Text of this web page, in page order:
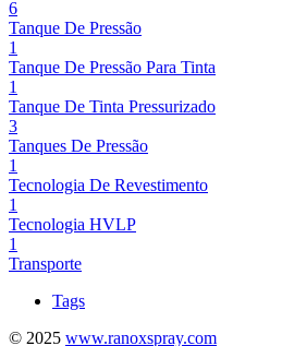
6
Tanque De Pressão
1
Tanque De Pressão Para Tinta
1
Tanque De Tinta Pressurizado
3
Tanques De Pressão
1
Tecnologia De Revestimento
1
Tecnologia HVLP
1
Transporte
Tags
© 2025 www.ranoxspray.com